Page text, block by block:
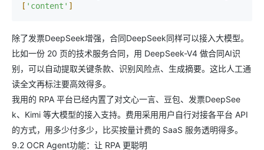
[ 'content' ]
除了发票DeepSeek增强，合同DeepSeek同样可以接入大模型。
比如一份 20 页的技术服务合同，用 DeepSeek-V4 做合同AI识
别，可以自动提取关键条款、识别风险点、生成摘要。这比人工通
读全文再标注要高效得多。
我用的 RPA 平台已经内置了对文心一言、豆包、发票DeepSee
k、Kimi 等大模型的接入支持。费用采用用户自行对接各平台 API
的方式，用多少付多少，比买按量计费的 SaaS 服务透明得多。
9.2 OCR Agent功能：让 RPA 更聪明